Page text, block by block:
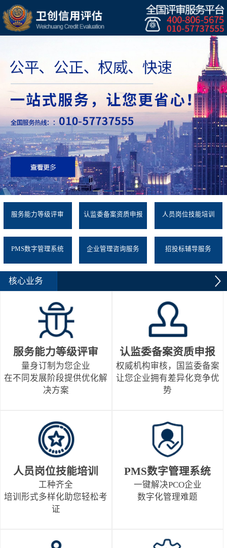
服务能力等级评审 认监委备案资质申报 人员岗位技能培训
PMS数字管理系统 企业管理咨询服务 招投标辅导服务
核心业务
服务能力等级评审
量身订制为您企业
在不同发展阶段提供优化解
决方案
认监委备案资质申报
权威机构审核，国监委备案
让您企业拥有差异化竞争优
势
人员岗位技能培训
工种齐全
培训形式多样化助您轻松考
证
PMS数字管理系统
一键解决PCO企业
数字化管理难题